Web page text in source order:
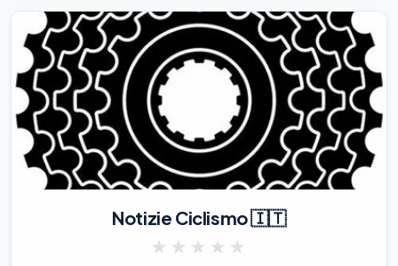
tempo)
ho deciso di riattivare tutti i canali
(li potete trovare tutti su
@miaswonderland
).
I post saranno perlopiù Random, come
sempre potete mandare le vostre storie
(per
@paranormal_home
@troppoagghiacciante
Notizie Ciclismo 🇮🇹
★ ★ ★ ★ ★